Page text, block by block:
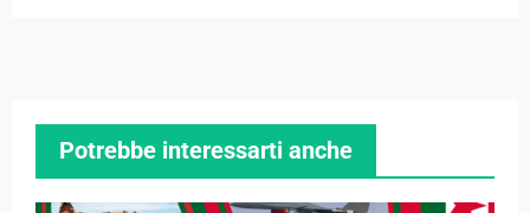
Potrebbe interessarti anche